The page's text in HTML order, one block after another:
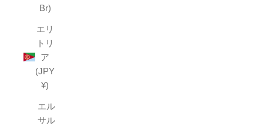
Br)
エリ
トリ
ア
(JPY
¥)
エル
サル